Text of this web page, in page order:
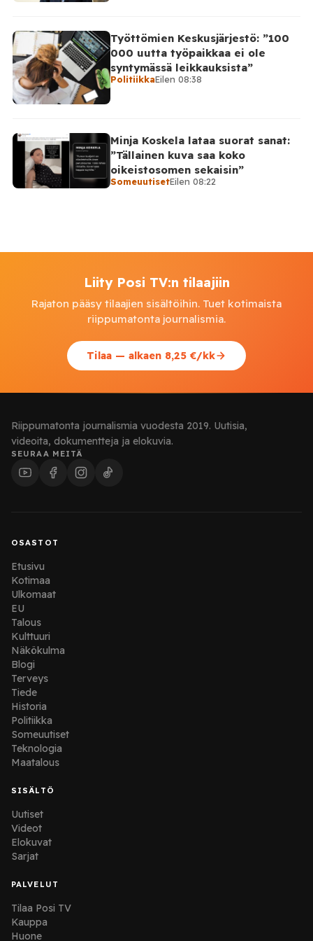
Työttömien Keskusjärjestö: ”100
000 uutta työpaikkaa ei ole
syntymässä leikkauksista”
PolitiikkaEilen 08:38
Minja Koskela lataa suorat sanat:
”Tällainen kuva saa koko
oikeistosomen sekaisin”
SomeuutisetEilen 08:22
Liity Posi TV:n tilaajiin
Rajaton pääsy tilaajien sisältöihin. Tuet kotimaista
riippumatonta journalismia.
Tilaa — alkaen 8,25 €/kk
Riippumatonta journalismia vuodesta 2019. Uutisia,
videoita, dokumentteja ja elokuvia.
SEURAA MEITÄ
OSASTOT
Etusivu
Kotimaa
Ulkomaat
EU
Talous
Kulttuuri
Näkökulma
Blogi
Terveys
Tiede
Historia
Politiikka
Someuutiset
Teknologia
Maatalous
SISÄLTÖ
Uutiset
Videot
Elokuvat
Sarjat
PALVELUT
Tilaa Posi TV
Kauppa
Huone